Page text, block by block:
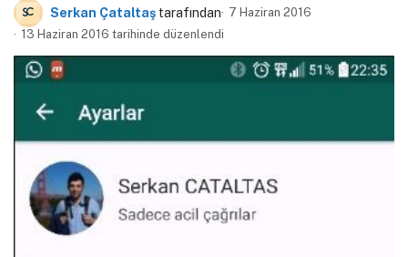
Serkan Çataltaş tarafından
7 Haziran 2016
13 Haziran 2016 tarihinde düzenlendi